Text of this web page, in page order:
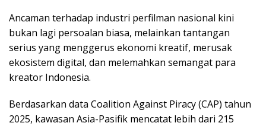
Ancaman terhadap industri perfilman nasional kini
bukan lagi persoalan biasa, melainkan tantangan
serius yang menggerus ekonomi kreatif, merusak
ekosistem digital, dan melemahkan semangat para
kreator Indonesia.
Berdasarkan data Coalition Against Piracy (CAP) tahun
2025, kawasan Asia-Pasifik mencatat lebih dari 215